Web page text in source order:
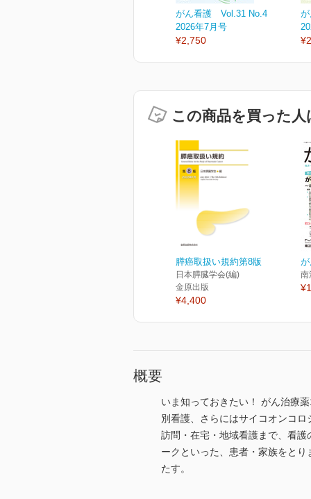
がん看護 Vol.31 No.4
2026年7月号
¥2,750
この商品を買った
膵癌取扱い規約第8版
日本膵臓学会(編)
金原出版
¥4,400
南
概要
いま知っておきたい！ がん治療
別看護、さらにはサイコオンコ
訪問・在宅・地域看護まで、看
ークといった、患者・家族をと
たす。